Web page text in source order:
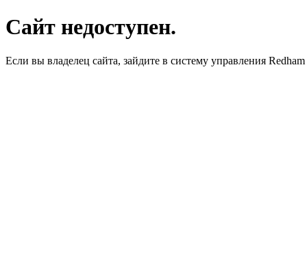
Сайт недоступен.
Если вы владелец сайта, зайдите в систему управления